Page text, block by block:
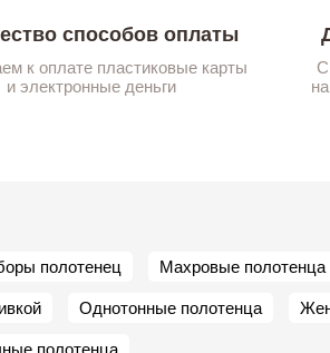
способов оплаты
к оплате пластиковые карты
и электронные деньги
С
полотенец Махровые полотенца
Однотонные полотенца
полотенца